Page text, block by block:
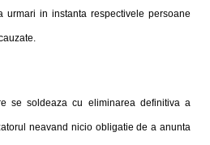
in instanta respectivele persoane
se soldeaza cu eliminarea definitiva a
neavand nicio obligatie de a anunta